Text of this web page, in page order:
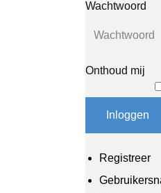
Wachtwoord
Onthoud mij
Inloggen
Registreer